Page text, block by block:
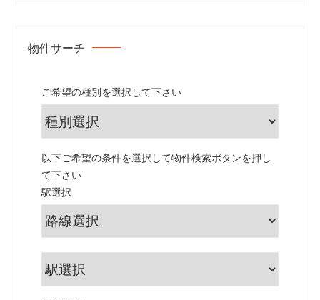
物件サーチ
ご希望の種別を選択して下さい
以下ご希望の条件を選択して物件検索ボタンを押し
て下さい
駅選択